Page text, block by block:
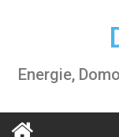
Energie,